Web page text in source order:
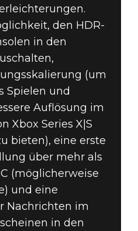
den HDR-
in den
(um
Spielen und
Auflösung im
Xbox Series X|S
bieten), eine erste
über mehr als
(möglicherweise
und eine
Nachrichten im
in den